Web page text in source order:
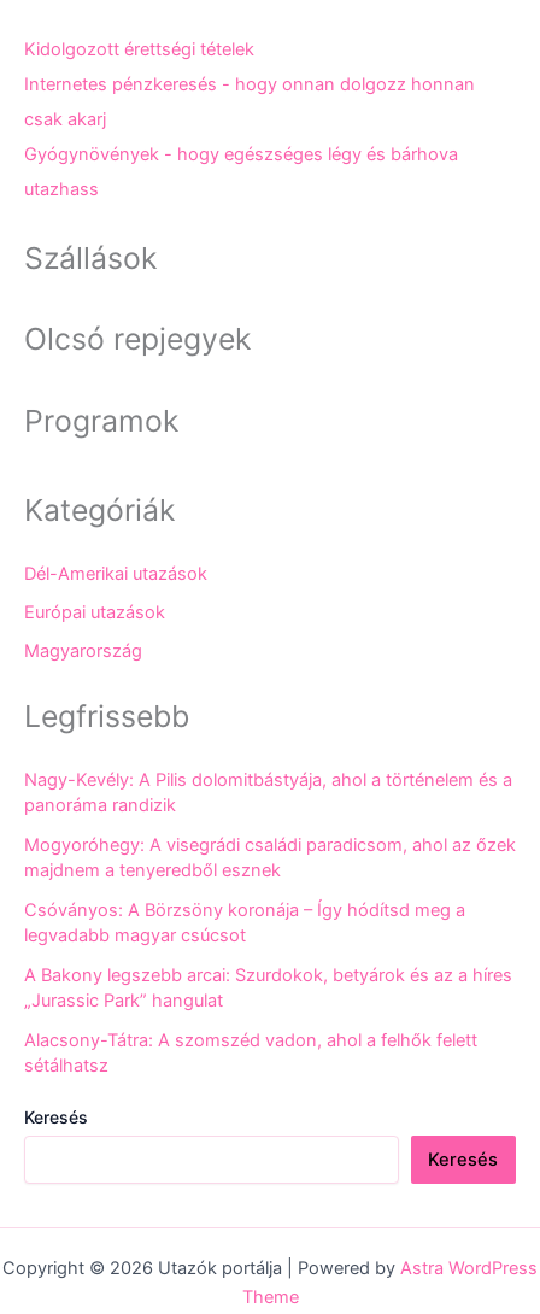
Kidolgozott érettségi tételek
Internetes pénzkeresés - hogy onnan dolgozz honnan
csak akarj
Gyógynövények - hogy egészséges légy és bárhova
utazhass
Szállások
Olcsó repjegyek
Programok
Kategóriák
Dél-Amerikai utazások
Európai utazások
Magyarország
Legfrissebb
Nagy-Kevély: A Pilis dolomitbástyája, ahol a történelem és a
panoráma randizik
Mogyoróhegy: A visegrádi családi paradicsom, ahol az őzek
majdnem a tenyeredből esznek
Csóványos: A Börzsöny koronája – Így hódítsd meg a
legvadabb magyar csúcsot
A Bakony legszebb arcai: Szurdokok, betyárok és az a híres
„Jurassic Park” hangulat
Alacsony-Tátra: A szomszéd vadon, ahol a felhők felett
sétálhatsz
Keresés
Keresés
Copyright © 2026 Utazók portálja | Powered by Astra WordPress
Theme